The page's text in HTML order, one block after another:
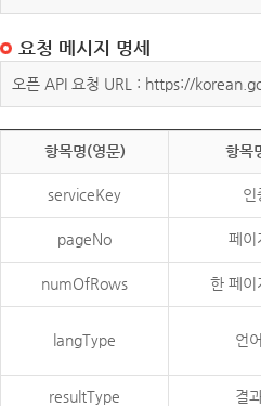
요청 메시지 명세
오픈 API 요청 URL : https://
항목명(영문) 항목
serviceKey 인
pageNo 페이
numOfRows 한 페이
langType 언
resultType 결